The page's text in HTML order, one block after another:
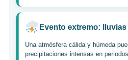
Evento extremo:
Una atmósfera cálida y húmeda
precipitaciones intensas en